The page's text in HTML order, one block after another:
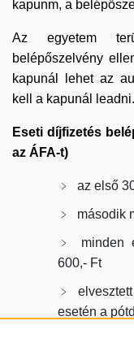
kapunm, a
Az egyetem
belépőszelvény
kapunál lehet az
kell a kapunál
Eseti díjfizetés
az ÁFA-t)
az első
második
minden
600,- Ft
esetén a